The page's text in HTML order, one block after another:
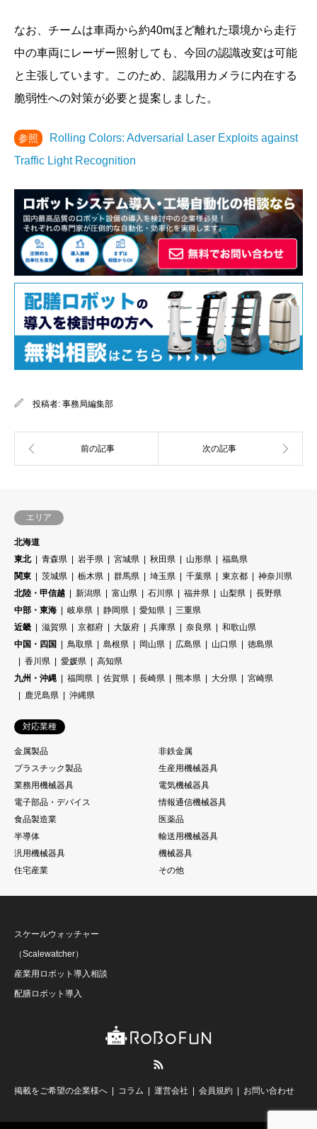
なお、チームは車両から約40mほど離れた環境から走行
中の車両にレーザー照射しても、今回の認識改変は可能
と主張しています。このため、認識用カメラに内在する
脆弱性への対策が必要と提案しました。
参照
Rolling Colors: Adversarial Laser Exploits against
Traffic Light Recognition
投稿者: 事務局編集部
エリア
北海道
東北
青森県 岩手県 宮城県 秋田県 山形県
福島県
関東
茨城県 栃木県 群馬県 埼玉県 千葉県 東京都
神奈川県
北陸・甲信越
新潟県 富山県 石川県 福井県 山梨県
長野県
中部・東海
岐阜県 静岡県 愛知県
三重県
近畿
滋賀県 京都府 大阪府 兵庫県 奈良県
和歌山県
中国・四国
鳥取県 島根県 岡山県 広島県 山口県
徳島県
香川県
愛媛県
高知県
九州・沖縄
福岡県 佐賀県 長崎県 熊本県 大分県
宮崎県
鹿児島県
沖縄県
対応業種
金属製品
非鉄金属
プラスチック製品
生産用機械器具
業務用機械器具
電気機械器具
電子部品・デバイス
情報通信機械器具
食品製造業
医薬品
半導体
輸送用機械器具
汎用機械器具
機械器具
住宅産業
その他
スケールウォッチャー
（Scalewatcher）
産業用ロボット導入相談
配膳ロボット導入
掲載をご希望の企業様へ コラム 運営会社 会員規約 お問い合わせ